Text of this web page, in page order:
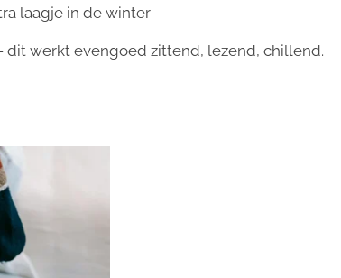
laagje in de winter
werkt evengoed zittend, lezend, chillend.